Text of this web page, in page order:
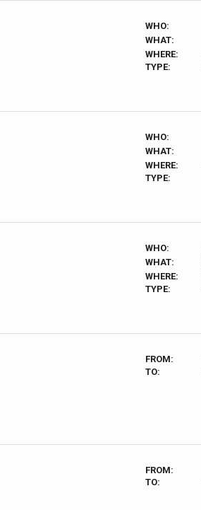
WHO:
WHAT:
WHERE:
TYPE:
WHO:
WHAT:
WHERE:
TYPE:
WHO:
WHAT:
WHERE:
TYPE:
FROM:
TO:
FROM:
TO: